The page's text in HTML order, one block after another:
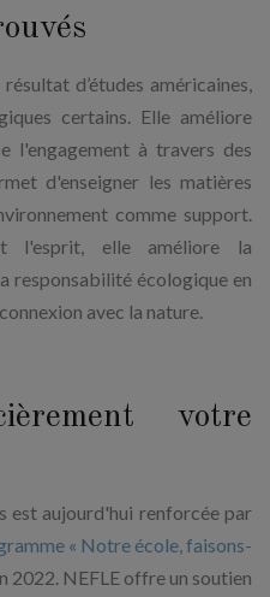
d’études américaines,
certains. Elle améliore
l'engagement à travers des
d'enseigner les matières
comme support.
l'esprit, elle améliore la
responsabilité écologique en
avec la nature.
votre
est aujourd'hui renforcée par
« Notre école, faisons-
2022. NEFLE offre un soutien